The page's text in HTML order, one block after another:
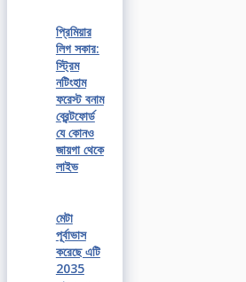
প্রিমিয়ার
লিগ সকার:
স্ট্রিম
নটিংহাম
ফরেস্ট বনাম
ব্রেন্টফোর্ড
যে কোনও
জায়গা থেকে
লাইভ
মেটা
পূর্বাভাস
করেছে এটি
2035